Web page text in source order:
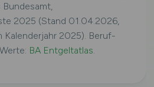
2025 (Stand 01.04.2026,
Kalenderjahr 2025). Beruf-
BA Entgeltatlas.